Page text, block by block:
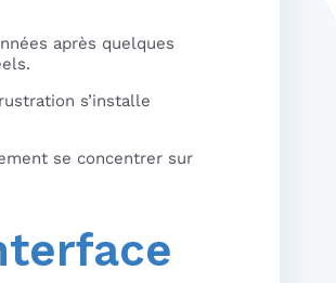
après quelques
s’installe
se concentrer sur